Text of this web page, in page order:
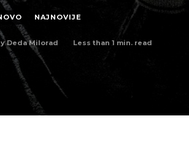
NAJNOVIJE
Deda Milorad Less than 1 min. read